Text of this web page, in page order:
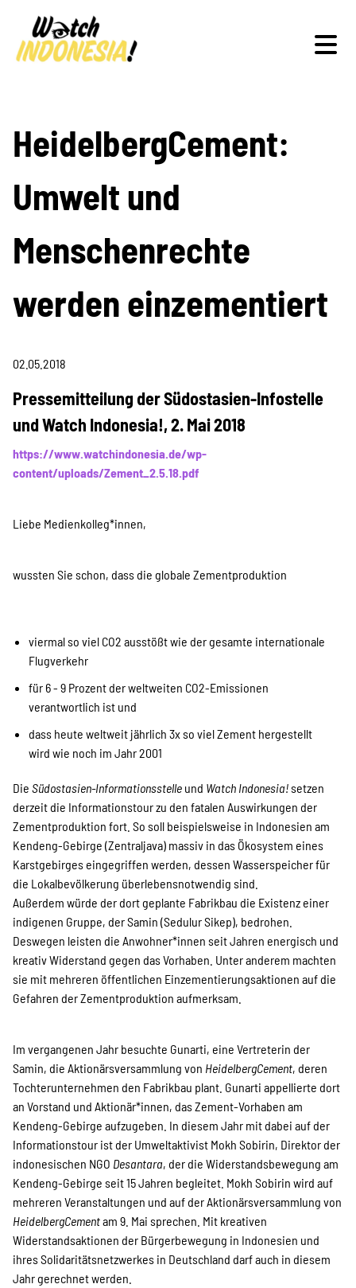
Schwerpunkte
Veranstaltungen
Publikationen
Kampagne
Stellenangebote
Werde Mitglied
Newsletter abonnieren
Über uns
Transparenz
Kontakt
english
Suche
HeidelbergCement:
Umwelt und
Menschenrechte
werden einzementiert
02.05.2018
Pressemitteilung der Südostasien-Infostelle
und Watch Indonesia!, 2. Mai 2018
https://www.watchindonesia.de/wp-
content/uploads/Zement_2.5.18.pdf
Liebe Medienkolleg*innen,
wussten Sie schon, dass die globale Zementproduktion
viermal so viel CO2 ausstößt wie der gesamte internationale
Flugverkehr
für 6 - 9 Prozent der weltweiten CO2-Emissionen
verantwortlich ist und
dass heute weltweit jährlich 3x so viel Zement hergestellt
wird wie noch im Jahr 2001
Die Südostasien-Informationsstelle und Watch Indonesia!setzen
derzeit die Informationstour zu den fatalen Auswirkungen der
Zementproduktion fort. So soll beispielsweise in Indonesien am
Kendeng-Gebirge (Zentraljava) massiv in das Ökosystem eines
Karstgebirges eingegriffen werden, dessen Wasserspeicher für
die Lokalbevölkerung überlebensnotwendig sind.
Außerdem würde der dort geplante Fabrikbau die Existenz einer
indigenen Gruppe, der Samin (Sedulur Sikep), bedrohen.
Deswegen leisten die Anwohner*innen seit Jahren energisch und
kreativ Widerstand gegen das Vorhaben. Unter anderem machten
sie mit mehreren öffentlichen Einzementierungsaktionen auf die
Gefahren der Zementproduktion aufmerksam.
Im vergangenen Jahr besuchte Gunarti, eine Vertreterin der
Samin, die Aktionärsversammlung von HeidelbergCement, deren
Tochterunternehmen den Fabrikbau plant. Gunarti appellierte dort
an Vorstand und Aktionär*innen, das Zement-Vorhaben am
Kendeng-Gebirge aufzugeben. In diesem Jahr mit dabei auf der
Informationstour ist der Umweltaktivist Mokh Sobirin, Direktor der
indonesischen NGO Desantara, der die Widerstandsbewegung am
Kendeng-Gebirge seit 15 Jahren begleitet. Mokh Sobirin wird auf
mehreren Veranstaltungen und auf der Aktionärsversammlung von
HeidelbergCementam 9. Mai sprechen. Mit kreativen
Widerstandsaktionen der Bürgerbewegung in Indonesien und
ihres Solidaritätsnetzwerkes in Deutschland darf auch in diesem
Jahr gerechnet werden.